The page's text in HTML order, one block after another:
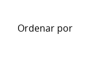
Ordenar por